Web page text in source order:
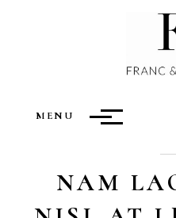
MENU
NAM